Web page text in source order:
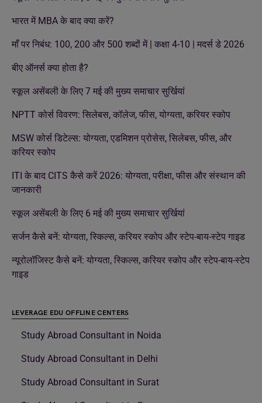
भारत में MBA के बाद क्या करें?
माँ पर निबंध: 100, 200 और 500 शब्दों में | कक्षा 4-10 | मदर्स डे 2026
बीए ऑनर्स क्या होता है?
स्कूल असेंबली के लिए 7 मई की मुख्य समाचार सुर्खियां
NPTT कोर्स विवरण: सिलेबस, कॉलेज, फीस, योग्यता, करियर स्कोप
MSW कोर्स डिटेल्स: योग्यता, एडमिशन प्रोसेस, सिलेबस, फीस, और
करियर स्कोप
ITI के बाद CITS कैसे करें 2026: योग्यता, परीक्षा, फीस और संस्थान की
जानकारी
स्कूल असेंबली के लिए 6 मई की मुख्य समाचार सुर्खियां
सर्जन कैसे बनें: योग्यता, स्किल्स, करियर स्कोप और स्टेप-बाय-स्टेप गाइड
न्यूरोलॉजिस्ट कैसे बनें: योग्यता, स्किल्स, करियर स्कोप और स्टेप-बाय-स्टेप
गाइड
LEVERAGE EDU OFFLINE CENTERS
Study Abroad Consultant in Noida
Study Abroad Consultant in Delhi
Study Abroad Consultant in Surat